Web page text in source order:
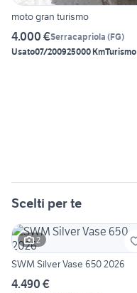
moto gran turismo
4.000 €Serracapriola (FG)
Usato07/200925000 KmTurismo
Scelti per te
2
SWM Silver Vase 650 2026
4.490 €